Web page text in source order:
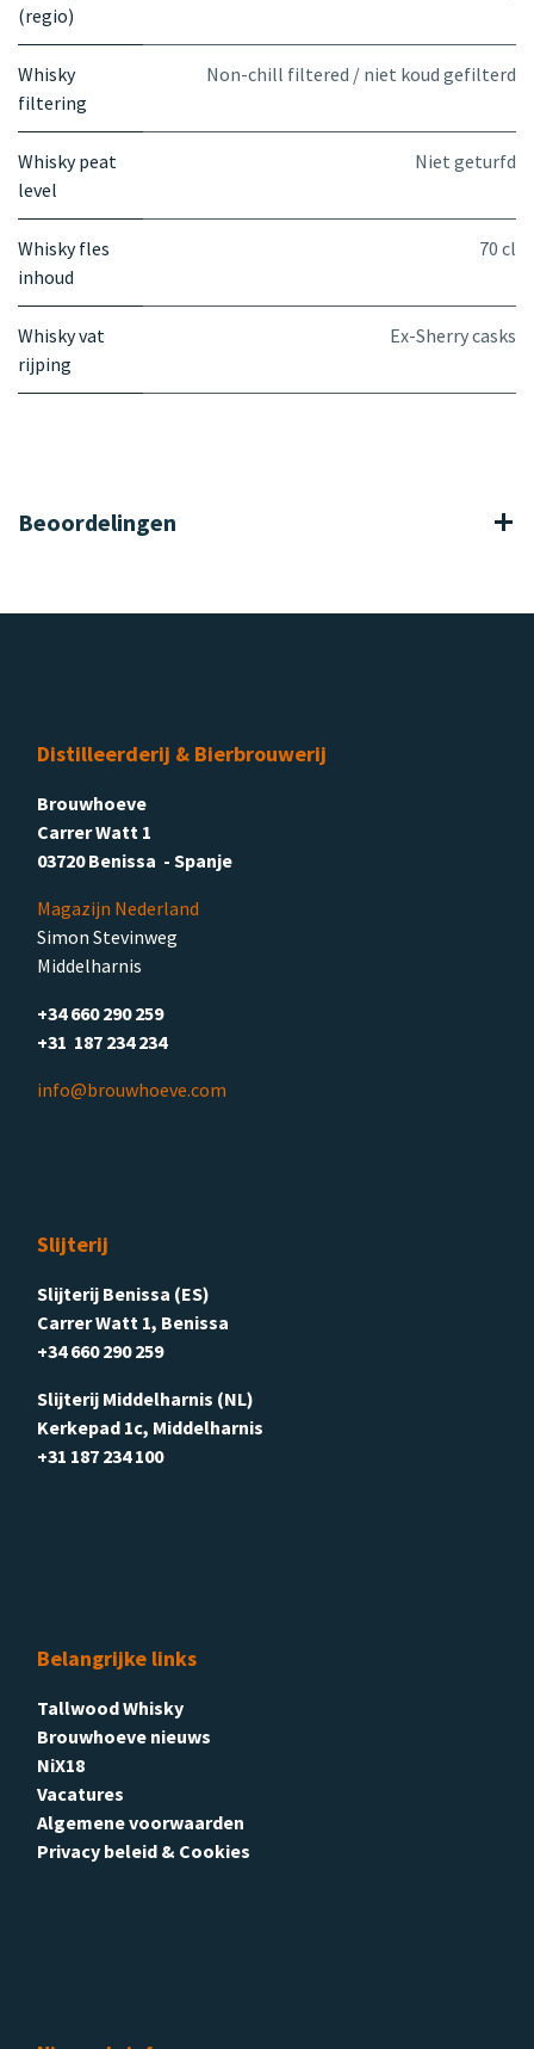
(regio)
Whisky
filtering
Non-chill filtered / niet koud gefilterd
Whisky peat
level
Niet geturfd
Whisky fles
inhoud
70 cl
Whisky vat
rijping
Ex-Sherry casks
Beoordelingen
Distilleerderij & Bierbrouwerij
Brouwhoeve
Carrer Watt 1
03720 Benissa - Spanje
Magazijn Nederland
Simon Stevinweg
Middelharnis
+34 660 290 259
+31 187 234 234
info@brouwhoeve.com
Slijterij
Slijterij Benissa (ES)
Carrer Watt 1, Benissa
+34 660 290 259
Slijterij Middelharnis (NL)
Kerkepad 1c, Middelharnis
+31 187 234 100
Belangrijke links
Tallwood Whisky
Brouwhoeve nieuws
NiX18
Vacatures
Algemene voorwaarden
Privacy beleid & Cookies